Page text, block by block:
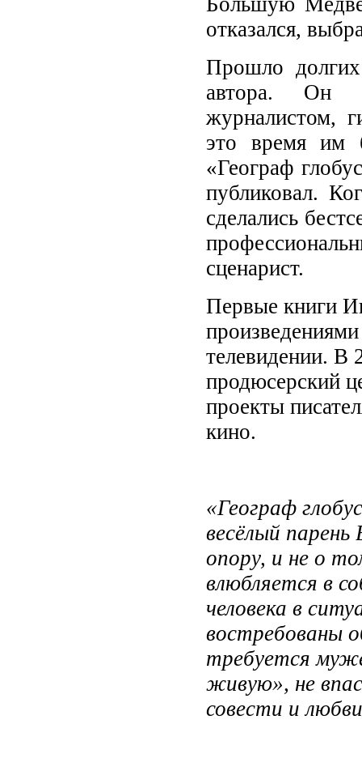
отказался,
Прошло долгих
автора. Он
журналистом,
это время им
«Географ
публиковал.
сделались
сценарист.
Первые книги
телевидении. В
продюсерский
проекты
кино.
«Географ
весёлый
опору, и не о
влюбляется в
человека в
востребованы
требуется
живую», не
совести и